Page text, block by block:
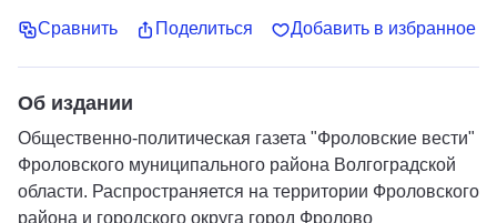
Сравнить Поделиться Добавить в избранное
Об издании
Общественно-политическая газета "Фроловские вести"
Фроловского муниципального района Волгоградской
области. Распространяется на территории Фроловского
района и городского округа город Фролово